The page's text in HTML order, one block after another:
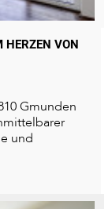
VON
Gmunden
und